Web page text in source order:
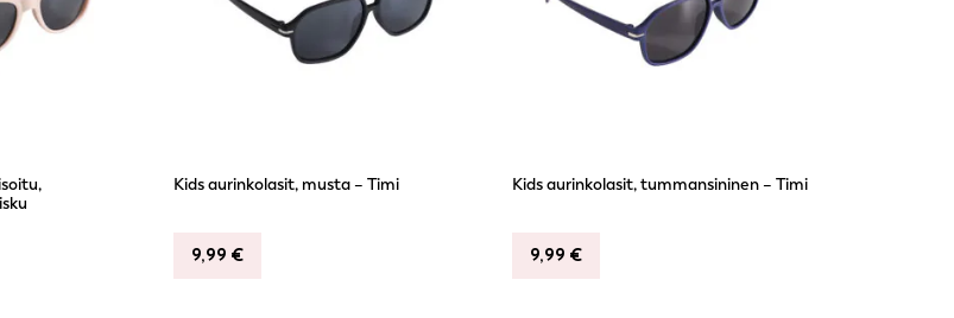
Kids aurinkolasit, musta – Timi
9,99 €
Kids aurinkolasit, tummansininen – Timi
9,99 €